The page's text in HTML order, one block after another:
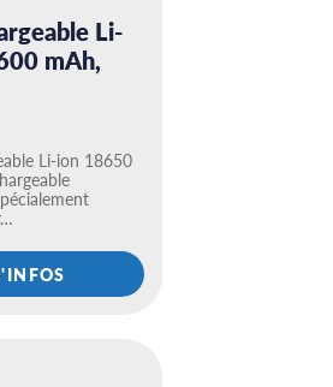
Li-
mAh,
Li-ion 18650